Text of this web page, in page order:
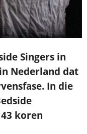
Singers in
Nederland dat
In die
koren